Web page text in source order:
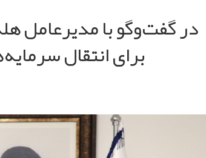
در گفت‌وگو با مدیرعامل
برای انتقال